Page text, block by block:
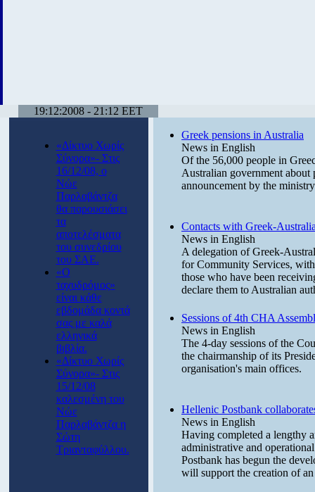
19:12:2008 - 21:12 EET
«Δίκτυο Χωρίς
Σύνορα»- Στις
16/12/08, ο
Νώε
Παρλαβάντζα
θα παρουσιάσει
τα
αποτελέσματα
του συνεδρίου
του ΣΑΕ.
«Ο
ταχυδρόμος»
είναι κάθε
εβδομάδα κοντά
σας με καλά
ελληνικά
βιβλία.
«Δίκτυο Χωρίς
Σύνορα»- Στις
15/12/08
καλεσμένη του
Νώε
Παρλαβάντζα η
Σώτη
Τριανταφύλλου.
Greek pensions in Australia
News in English
Of the 56,000 people in
Australian government about
announcement by the
Contacts with Greek-
News in English
A delegation of Greek-
for Community Services,
those who have been
declare them to Australian
Sessions of 4th CHA
News in English
The 4-day sessions of the
the chairmanship of its
organisation's main offices.
Hellenic Postbank
News in English
Having completed a lengthy
administrative and
Postbank has begun the
will support the creation of